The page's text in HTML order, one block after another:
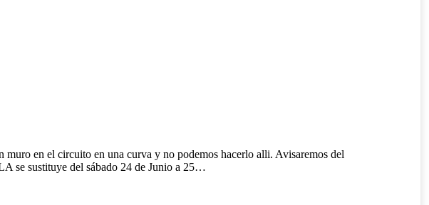
en el circuito en una curva y no podemos hacerlo alli. Avisaremos del
se sustituye del sábado 24 de Junio a 25…